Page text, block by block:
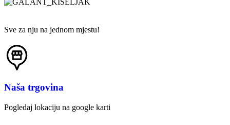
Sve za nju na jednom mjestu!
Naša trgovina
Pogledaj lokaciju na google karti